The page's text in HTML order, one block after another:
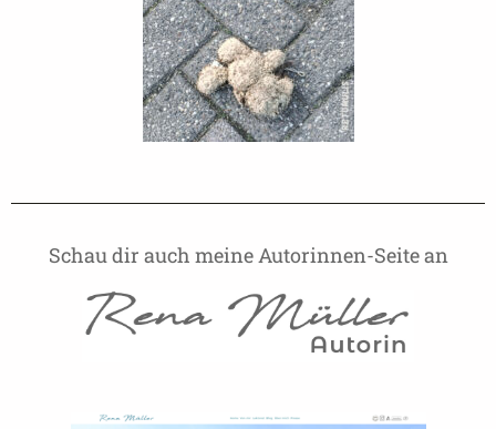
Schau dir auch meine Autorinnen-Seite an